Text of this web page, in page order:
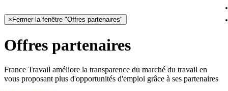
× Fermer la fenêtre "Offres partenaires"
Offres partenaires
France Travail améliore la transparence du marché du travail en
vous proposant plus d'opportunités d'emploi grâce à ses partenaires